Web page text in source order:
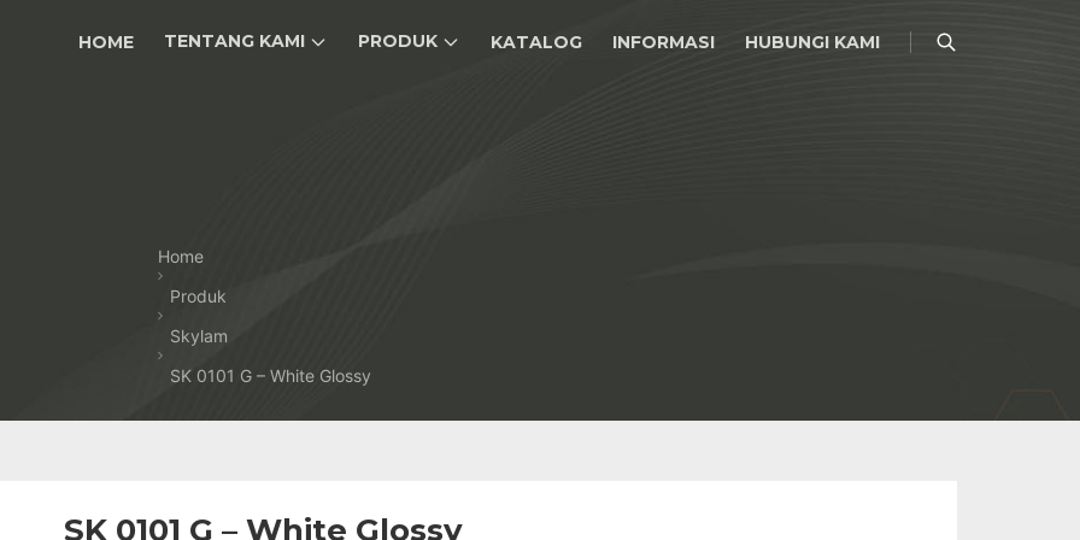
HOME TENTANG KAMI PRODUK KATALOG INFORMASI HUBUNGI KAMI
Home
Produk
Skylam
SK 0101 G – White Glossy
SK 0101 G – White Glossy